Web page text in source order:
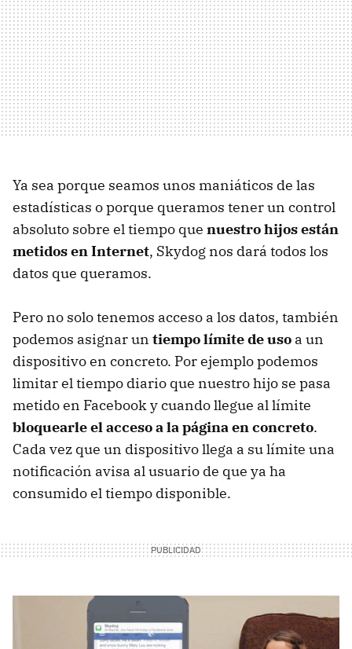
Ya sea porque seamos unos maniáticos de las
estadísticas o porque queramos tener un control
absoluto sobre el tiempo que nuestro hijos están
metidos en Internet, Skydog nos dará todos los
datos que queramos.
Pero no solo tenemos acceso a los datos, también
podemos asignar un tiempo límite de uso a un
dispositivo en concreto. Por ejemplo podemos
limitar el tiempo diario que nuestro hijo se pasa
metido en Facebook y cuando llegue al límite
bloquearle el acceso a la página en concreto.
Cada vez que un dispositivo llega a su límite una
notificación avisa al usuario de que ya ha
consumido el tiempo disponible.